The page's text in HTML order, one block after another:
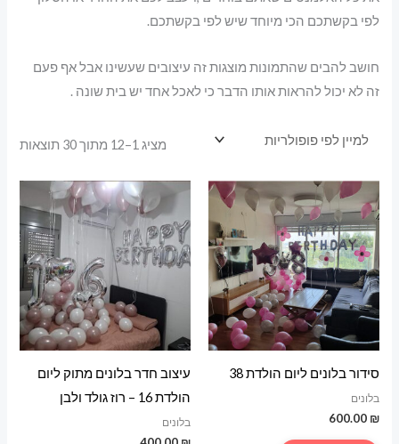
לפי בקשתכם הכי מיוחד שיש לפי בקשתכם.
חושב להבים שהתמונות מוצגות זה עיצובים שעשינו אבל אף פעם
זה לא יכול להראות אותו הדבר כי לאכל אחד יש בית שונה .
מציג 1–12 מתוך 30 תוצאות
סידור בלונים ליום הולדת 38
בלונים
600.00 ₪
עיצוב חדר בלונים מתוק ליום
הולדת 16 – רוז גולד ולבן
בלונים